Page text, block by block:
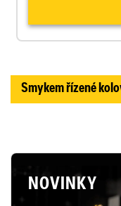
Smykem řízené
NOVINKY